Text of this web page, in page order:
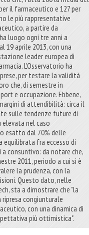
il farmaceutico e 127 per
le più rappresentative
a partire da
luogo ogni tre anni a
19 aprile 2013, con una
leader europea di
L'Osservatorio ha
per testare la validità
che, di semestre in
e occupazione. Ebbene,
di attendibilità: circa il
sulle tendenze future di
nel caso
esatto dal 70% delle
equilibrata fra eccesso di
consuntivo: da notare che,
2011, periodo a cui si è
la prudenza, con la
Questo dato, nelle
sta a dimostrare che "la
congiunturale
con una dinamica di
più ottimistica".